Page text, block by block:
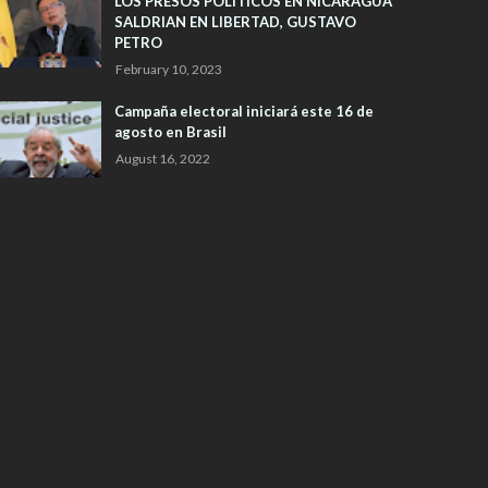
SALDRIAN EN LIBERTAD, GUSTAVO
PETRO
February 10, 2023
Campaña electoral iniciará este 16 de
agosto en Brasil
August 16, 2022